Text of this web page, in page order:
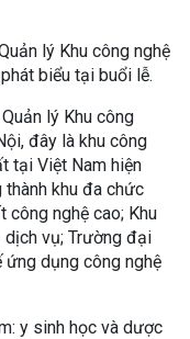
lý Khu công nghệ
biểu tại buổi lễ.
lý Khu công
đây là khu công
tại Việt Nam hiện
khu đa chức
công nghệ cao; Khu
dịch vụ; Trường đại
ứng dụng công nghệ
y sinh học và dược